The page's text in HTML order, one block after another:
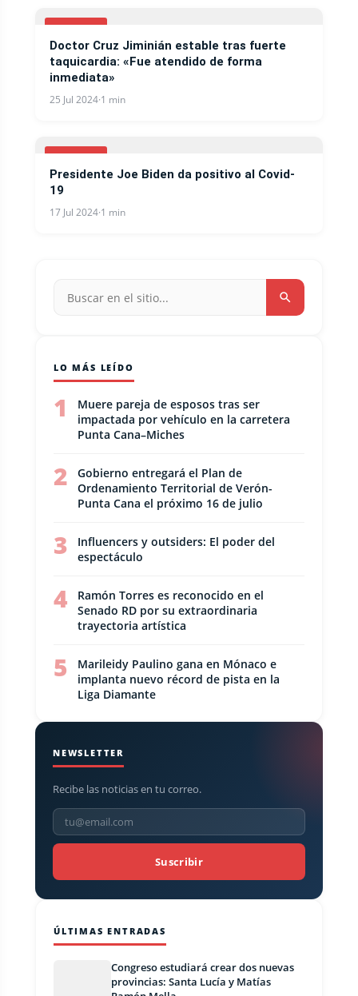
COVID-19
Doctor Cruz Jiminián estable tras fuerte
taquicardia: «Fue atendido de forma
inmediata»
25 Jul 2024·1 min
COVID-19
Presidente Joe Biden da positivo al Covid-
19
17 Jul 2024·1 min
LO MÁS LEÍDO
1
Muere pareja de esposos tras ser
impactada por vehículo en la carretera
Punta Cana–Miches
2
Gobierno entregará el Plan de
Ordenamiento Territorial de Verón-
Punta Cana el próximo 16 de julio
3
Influencers y outsiders: El poder del
espectáculo
4
Ramón Torres es reconocido en el
Senado RD por su extraordinaria
trayectoria artística
5
Marileidy Paulino gana en Mónaco e
implanta nuevo récord de pista en la
Liga Diamante
NEWSLETTER
Recibe las noticias en tu correo.
Suscribir
ÚLTIMAS ENTRADAS
Congreso estudiará crear dos nuevas
provincias: Santa Lucía y Matías